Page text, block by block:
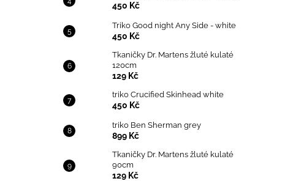
450 Kč
Triko Good night Any Side - white
450 Kč
Tkaničky Dr. Martens žluté kulaté
120cm
129 Kč
triko Crucified Skinhead white
450 Kč
triko Ben Sherman grey
899 Kč
Tkaničky Dr. Martens žluté kulaté
90cm
129 Kč